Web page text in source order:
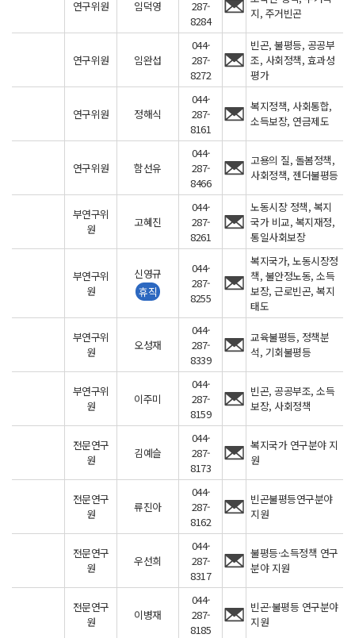
연구위원 임덕영
287-
8284
지, 주거빈곤
연구위원 임완섭
044-
287-
8272
빈곤, 불평등, 공공부
조, 사회정책, 효과성
평가
연구위원 정해식
044-
287-
8161
복지정책, 사회통합,
소득보장, 연금제도
연구위원 함선유
044-
287-
8466
고용의 질, 돌봄정책,
사회정책, 젠더불평등
부연구위
원
고혜진
044-
287-
8261
노동시장 정책, 복지
국가 비교, 복지재정,
통일사회보장
부연구위
원
신영규
휴직
044-
287-
8255
복지국가, 노동시장정
책, 불안정노동, 소득
보장, 근로빈곤, 복지
태도
부연구위
원
오성재
044-
287-
8339
교육불평등, 정책분
석, 기회불평등
부연구위
원
이주미
044-
287-
8159
빈곤, 공공부조, 소득
보장, 사회정책
전문연구
원
김예슬
044-
287-
8173
복지국가 연구분야 지
원
전문연구
원
류진아
044-
287-
8162
빈곤불평등연구분야
지원
전문연구
원
우선희
044-
287-
8317
불평등·소득정책 연구
분야 지원
전문연구
원
이병재
044-
287-
8185
빈곤·불평등 연구분야
지원